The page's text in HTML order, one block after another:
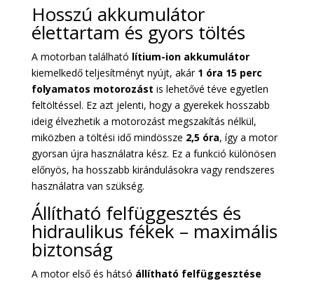
Hosszú akkumulátor
élettartam és gyors töltés
A motorban található lítium-ion akkumulátor
kiemelkedő teljesítményt nyújt, akár 1 óra 15 perc
folyamatos motorozást is lehetővé téve egyetlen
feltöltéssel. Ez azt jelenti, hogy a gyerekek hosszabb
ideig élvezhetik a motorozást megszakítás nélkül,
miközben a töltési idő mindössze 2,5 óra, így a motor
gyorsan újra használatra kész. Ez a funkció különösen
előnyös, ha hosszabb kirándulásokra vagy rendszeres
használatra van szükség.
Állítható felfüggesztés és
hidraulikus fékek – maximális
biztonság
A motor első és hátsó állítható felfüggesztése